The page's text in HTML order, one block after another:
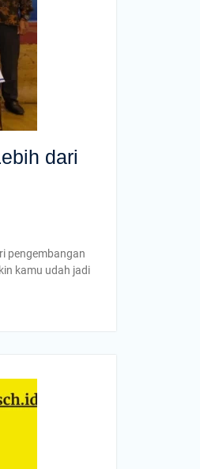
dari
pengembangan
kamu udah jadi